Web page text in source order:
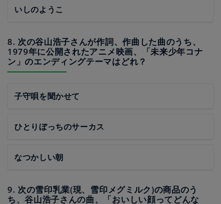
いしのようこ
8. 次の谷山浩子さんが作詞、作曲した曲のうち、
1979年に公開されたアニメ映画、「未来少年コナ
ン」のエンディングテーマはどれ？
子守唄を聞かせて
ひとりぼっちのサーカス
なつかしい朝
9. 次の雪印乳業(現、雪印メグミルク)の商品のう
ち、谷山浩子さんの曲、「おいしい顔ってどんな